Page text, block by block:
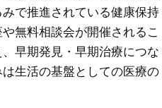
で推進されている健康保持
無料相談会が開催されるこ
早期発見・早期治療につな
生活の基盤としての医療の